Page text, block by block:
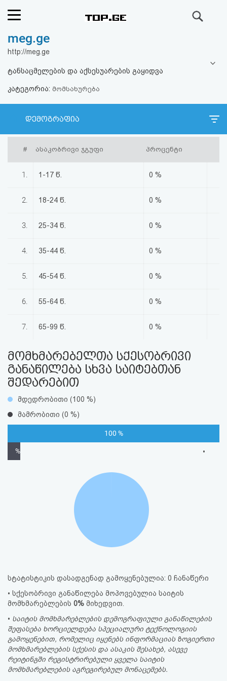
რეიტინგი
ფოსტა
კითხვა-
პასუხი
ავტორიზაცია
კოდი
სალიცენზიო
შეთანხმება
პასუხისმგებლობის
უარყოფა
meg.ge
http://meg.ge
ტანსაცმელების და აქსესუარების გაყიდვა
კატეგორია: მომსახურება
დემოგრაფია
# ასაკობრივი ჯგუფი პროცენტი
1. 1-17 წ. 0 %
2. 18-24 წ. 0 %
3. 25-34 წ. 0 %
4. 35-44 წ. 0 %
5. 45-54 წ. 0 %
6. 55-64 წ. 0 %
7. 65-99 წ. 0 %
მომხმარებელთა სქესობრივი
განაწილება სხვა საიტებთან
შედარებით
მდედრობითი (100 %)
მამრობითი (0 %)
100 %
% •
სტატისტიკის დასადგენად გამოყენებულია: 0 ჩანაწერი
• სქესობრივი განაწილება მოპოვებულია საიტის
მომხმარებლების 0% მიხედვით.
• საიტის მომხმარებლების დემოგრაფიული განაწილების
შეფასება ხორციელდება სპეციალური ტექნოლოგიის
გამოყენებით, რომელიც იყენებს ინფორმაციას ზოგიერთი
მომხმარებლების სქესის და ასაკის შესახებ, ასევე
რეიტინგში რეგისტრირებული ყველა საიტის
მომხმარებლების აგრეგირებულ მონაცემებს.